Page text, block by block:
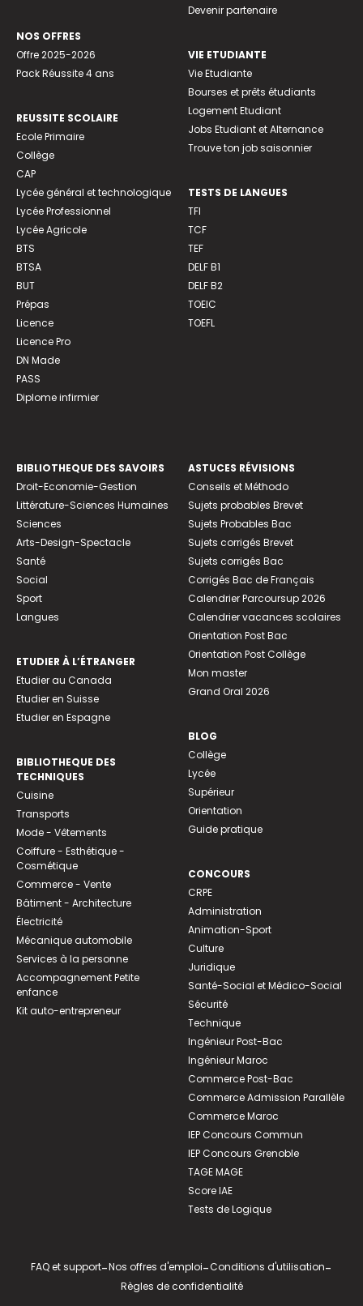
NOS OFFRES
Offre 2025-2026
Pack Réussite 4 ans
REUSSITE SCOLAIRE
Ecole Primaire
Collège
CAP
Lycée général et technologique
Lycée Professionnel
Lycée Agricole
BTS
BTSA
BUT
Prépas
Licence
Licence Pro
DN Made
PASS
Diplome infirmier
Devenir partenaire
VIE ETUDIANTE
Vie Etudiante
Bourses et prêts étudiants
Logement Etudiant
Jobs Etudiant et Alternance
Trouve ton job saisonnier
TESTS DE LANGUES
TFI
TCF
TEF
DELF B1
DELF B2
TOEIC
TOEFL
BIBLIOTHEQUE DES SAVOIRS
Droit-Economie-Gestion
Littérature-Sciences Humaines
Sciences
Arts-Design-Spectacle
Santé
Social
Sport
Langues
ETUDIER À L’ÉTRANGER
Etudier au Canada
Etudier en Suisse
Etudier en Espagne
BIBLIOTHEQUE DES
TECHNIQUES
Cuisine
Transports
Mode - Vêtements
Coiffure - Esthétique -
Cosmétique
Commerce - Vente
Bâtiment - Architecture
Électricité
Mécanique automobile
Services à la personne
Accompagnement Petite
enfance
Kit auto-entrepreneur
ASTUCES RÉVISIONS
Conseils et Méthodo
Sujets probables Brevet
Sujets Probables Bac
Sujets corrigés Brevet
Sujets corrigés Bac
Corrigés Bac de Français
Calendrier Parcoursup 2026
Calendrier vacances scolaires
Orientation Post Bac
Orientation Post Collège
Mon master
Grand Oral 2026
BLOG
Collège
Lycée
Supérieur
Orientation
Guide pratique
CONCOURS
CRPE
Administration
Animation-Sport
Culture
Juridique
Santé-Social et Médico-Social
Sécurité
Technique
Ingénieur Post-Bac
Ingénieur Maroc
Commerce Post-Bac
Commerce Admission Parallèle
Commerce Maroc
IEP Concours Commun
IEP Concours Grenoble
TAGE MAGE
Score IAE
Tests de Logique
FAQ et support-Nos offres d'emploi-Conditions d'utilisation-
Règles de confidentialité